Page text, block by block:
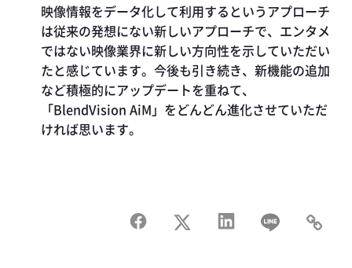
映像情報をデータ化して利用するというアプローチ
は従来の発想にない新しいアプローチで、エンタメ
ではない映像業界に新しい方向性を示していただい
たと感じています。今後も引き続き、新機能の追加
など積極的にアップデートを重ねて、
「BlendVision AiM」をどんどん進化させていただ
ければ思います。